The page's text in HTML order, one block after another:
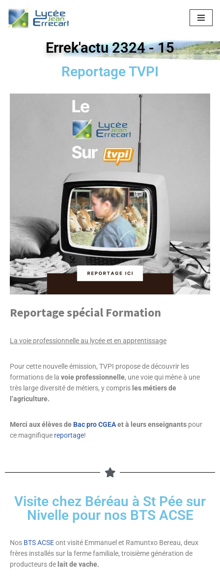
Aller
Errek'actu 2324 - 15
Reportage TVPI
Reportage spécial Formation
La voie professionnelle au lycée et en apprentissage
Pour cette nouvelle émission, TVPI propose de découvrir les
formations de la voie professionnelle, une voie qui mène à une
très large diversité de métiers, y compris les métiers de
l’agriculture.
Merci aux élèves de Bac pro CGEAet à leurs enseignants pour
ce magnifique reportage!
Visite chez Béréau à St Pée sur
Nivelle pour nos BTS ACSE
Nos BTS ACSEont visité Emmanuel et Ramuntxo Bereau, deux
frères installés sur la ferme familiale, troisième génération de
producteurs de lait de vache.